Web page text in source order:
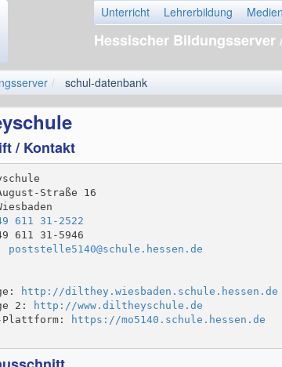
Unterricht Lehrerbildung
Hessischer Bildungsserver
schul-datenbank
/ Kontakt
Straße 16
611 31-2522
611 31-5946
poststelle5140@schule.hessen.de
http://dilthey.wiesbaden.schule.hessen.de
2:
http://www.diltheyschule.de
Plattform:
https://mo5140.schule.hessen.de